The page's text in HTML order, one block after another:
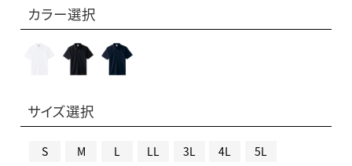
カラー選択
サイズ選択
S M L LL 3L 4L 5L